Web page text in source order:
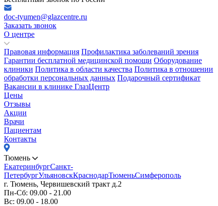
doc-tyumen@glazcentre.ru
Заказать звонок
О центре
Правовая информация Профилактика заболеваний зрения
Гарантии бесплатной медицинской помощи Оборудование
клиники Политика в области качества Политика в отношении
обработки персональных данных Подарочный сертификат
Вакансии в клинике ГлазЦентр
Цены
Отзывы
Акции
Врачи
Пациентам
Контакты
Тюмень
ЕкатеринбургСанкт-
ПетербургУльяновскКраснодарТюменьСимферополь
г. Тюмень, Червишевский тракт д.2
Пн-Сб: 09.00 - 21.00
Вс: 09.00 - 18.00